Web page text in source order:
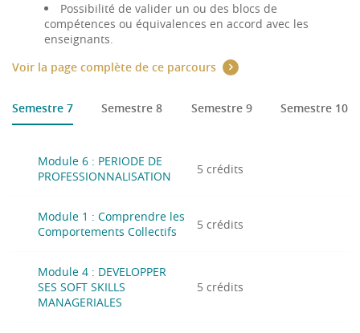
Possibilité de valider un ou des blocs de
compétences ou équivalences en accord avec les
enseignants.
Voir la page complète de ce parcours
Semestre 7 Semestre 8 Semestre 9 Semestre 10
Module 6 : PERIODE DE
PROFESSIONNALISATION
5 crédits
Module 1 : Comprendre les
Comportements Collectifs
5 crédits
Module 4 : DEVELOPPER
SES SOFT SKILLS
MANAGERIALES
5 crédits